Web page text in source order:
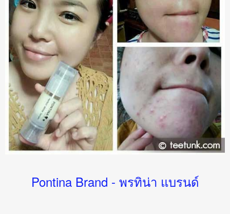
Pontina Brand - พรทิน่า แบรนด์